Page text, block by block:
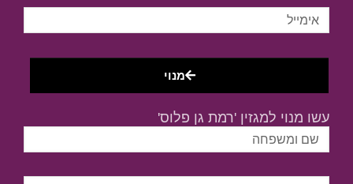
מנוי
עשו מנוי למגזין 'רמת גן פלוס'